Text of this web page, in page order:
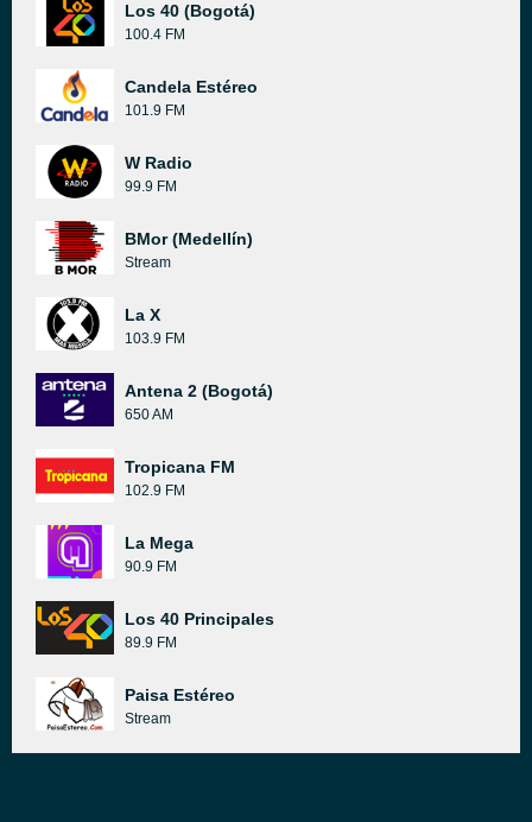
Los 40 (Bogotá)
100.4 FM
Candela Estéreo
101.9 FM
W Radio
99.9 FM
BMor (Medellín)
Stream
La X
103.9 FM
Antena 2 (Bogotá)
650 AM
Tropicana FM
102.9 FM
La Mega
90.9 FM
Los 40 Principales
89.9 FM
Paisa Estéreo
Stream